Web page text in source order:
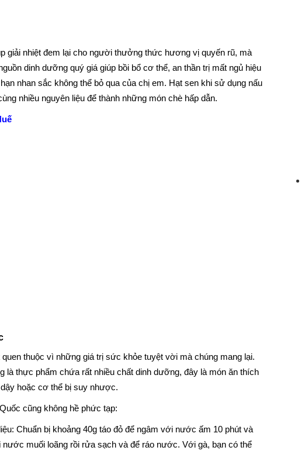
giải nhiệt đem lại cho người thưởng thức hương vị quyến rũ, mà
dinh dưỡng quý giá giúp bồi bổ cơ thể, an thần trị mất ngủ hiệu
nhan sắc không thể bỏ qua của chị em. Hạt sen khi sử dụng nấu
nhiều nguyên liệu để thành những món chè hấp dẫn.
thuộc vì những giá trị sức khỏe tuyệt vời mà chúng mang lại.
là thực phẩm chứa rất nhiều chất dinh dưỡng, đây là món ăn thích
hoặc cơ thể bị suy nhược.
cũng không hề phức tạp:
Chuẩn bị khoảng 40g táo đỏ để ngâm với nước ấm 10 phút và
muối loãng rồi rửa sạch và để ráo nước. Với gà, bạn có thể